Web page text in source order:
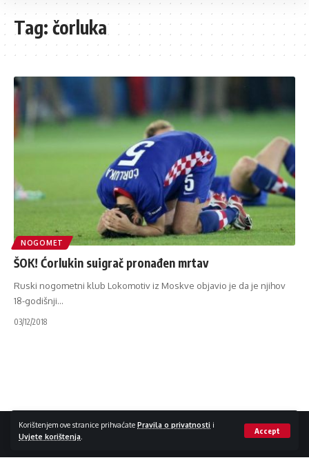
Korištenjem ove stranice prihvaćate Pravila o privatnosti i
Uvjete korištenja
Accept
Tag: čorluka
NOGOMET
ŠOK! Ćorlukin suigrač pronađen mrtav
Ruski nogometni klub Lokomotiv iz Moskve objavio je da je njihov
18-godišnji…
03/12/2018
Impressum / Kontakt Zaštita privatnosti